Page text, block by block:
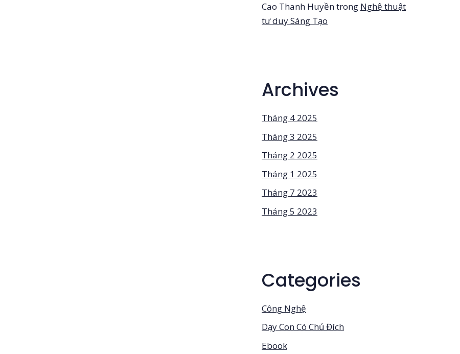
Cao Thanh Huyềntrong Nghệ thuật
tư duy Sáng Tạo
Archives
Tháng 4 2025
Tháng 3 2025
Tháng 2 2025
Tháng 1 2025
Tháng 7 2023
Tháng 5 2023
Categories
Công Nghệ
Dạy Con Có Chủ Đích
Ebook